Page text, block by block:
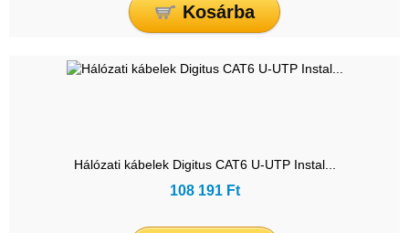
Kosárba
Hálózati kábelek Digitus CAT6 U-UTP Instal...
108 191 Ft